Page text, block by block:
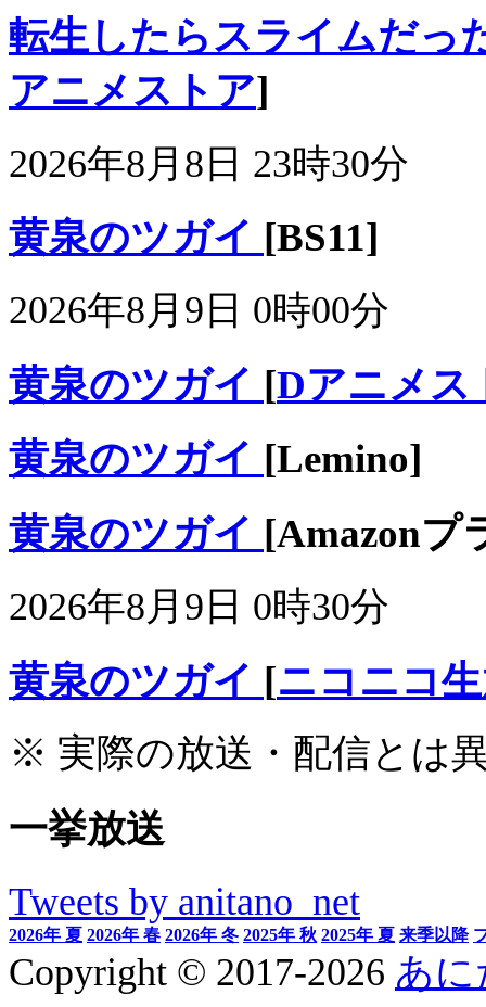
転生したらスライムだっ
アニメストア]
2026年8月8日 23時30分
黄泉のツガイ [BS11]
2026年8月9日 0時00分
黄泉のツガイ [Dアニメス
黄泉のツガイ [Lemino]
黄泉のツガイ [Amazonプ
2026年8月9日 0時30分
黄泉のツガイ [ニコニコ
※ 実際の放送・配信とは
一挙放送
Tweets by anitano_net
2026年 夏 2026年 春 2026年 冬 2025年 秋 2025年 夏 来季以降
Copyright © 2017-2026 あに